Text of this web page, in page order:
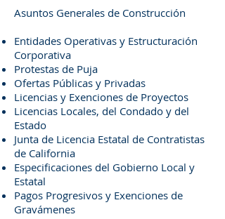
Asuntos Generales de Construcción
Entidades Operativas y Estructuración
Corporativa
Protestas de Puja
Ofertas Públicas y Privadas
Licencias y Exenciones de Proyectos
Licencias Locales, del Condado y del
Estado
Junta de Licencia Estatal de Contratistas
de California
Especificaciones del Gobierno Local y
Estatal
Pagos Progresivos y Exenciones de
Gravámenes